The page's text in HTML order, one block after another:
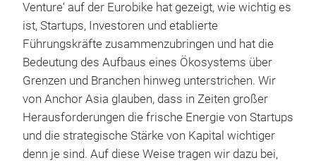
Venture‘ auf der Eurobike hat gezeigt, wie wichtig es
ist, Startups, Investoren und etablierte
Führungskräfte zusammenzubringen und hat die
Bedeutung des Aufbaus eines Ökosystems über
Grenzen und Branchen hinweg unterstrichen. Wir
von Anchor Asia glauben, dass in Zeiten großer
Herausforderungen die frische Energie von Startups
und die strategische Stärke von Kapital wichtiger
denn je sind. Auf diese Weise tragen wir dazu bei,